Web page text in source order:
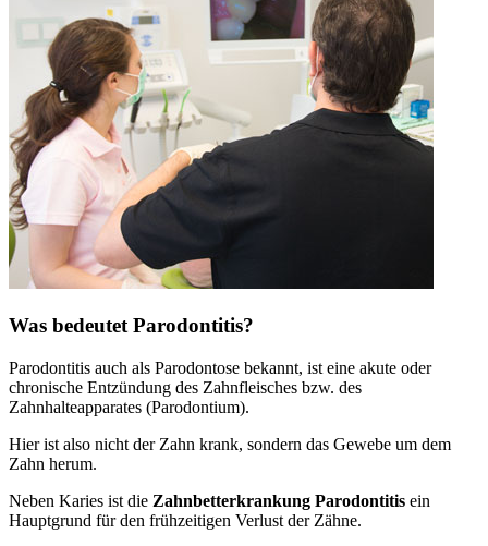
Was bedeutet Parodontitis?
Parodontitis auch als Parodontose bekannt, ist eine akute oder
chronische Entzündung des Zahnfleisches bzw. des
Zahnhalteapparates (Parodontium).
Hier ist also nicht der Zahn krank, sondern das Gewebe um dem
Zahn herum.
Neben Karies ist die Zahnbetterkrankung Parodontitis ein
Hauptgrund für den frühzeitigen Verlust der Zähne.